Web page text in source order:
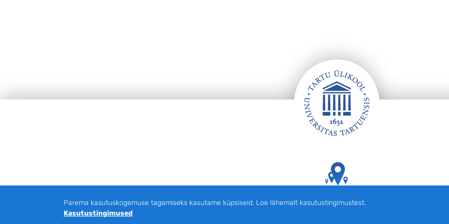
Tartu Ülikooli hooned kaardil
Parema kasutuskogemuse tagamiseks kasutame küpsiseid. Loe lähemalt kasutustingimustest.
Kasutustingimused